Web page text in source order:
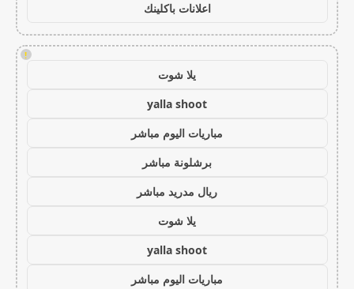
اعلانات باكلينك
!
يلا شوت
yalla shoot
مباريات اليوم مباشر
برشلونة مباشر
ريال مدريد مباشر
يلا شوت
yalla shoot
مباريات اليوم مباشر